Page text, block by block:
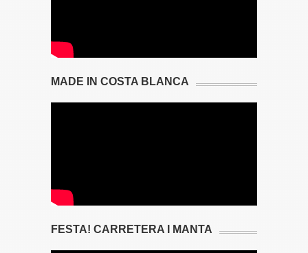
MADE IN COSTA BLANCA
FESTA! CARRETERA I MANTA